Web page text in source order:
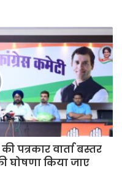
पत्रकार वार्ता बस्तर
घोषणा किया जाए